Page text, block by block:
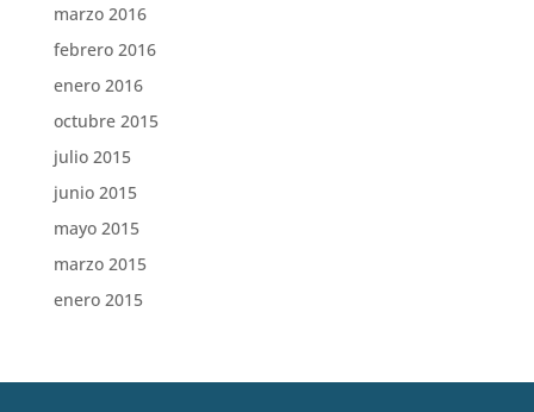
marzo 2016
febrero 2016
enero 2016
octubre 2015
julio 2015
junio 2015
mayo 2015
marzo 2015
enero 2015